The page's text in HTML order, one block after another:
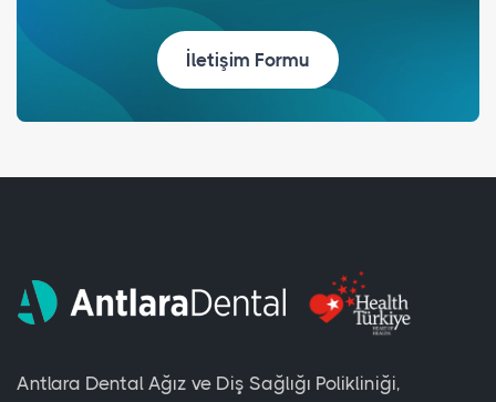
İletişim Formu
Antlara Dental Ağız ve Diş Sağlığı Polikliniği,